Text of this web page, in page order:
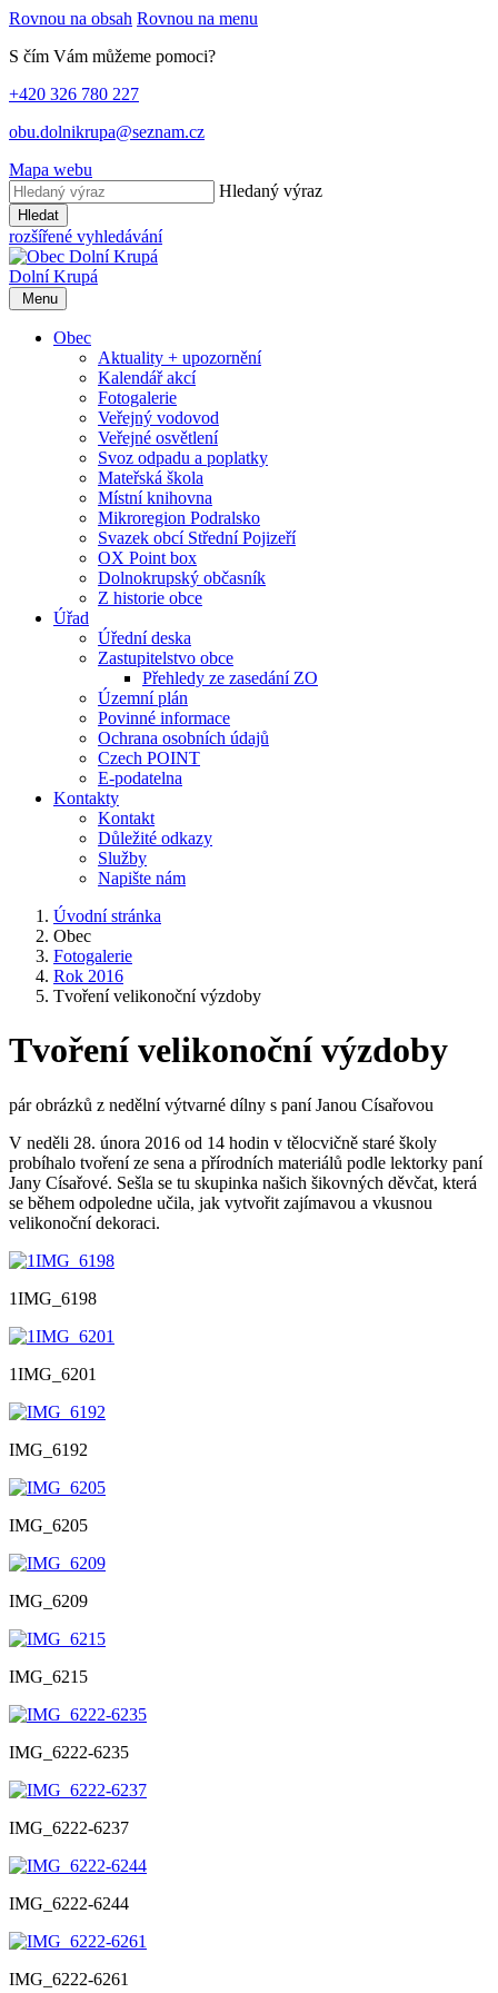
Rovnou na obsah Rovnou na menu
S čím Vám můžeme pomoci?
+420 326 780 227
obu.dolnikrupa@seznam.cz
Mapa webu
Hledaný výraz
Hledat
rozšířené vyhledávání
Dolní Krupá
Menu
Obec
Aktuality + upozornění
Kalendář akcí
Fotogalerie
Veřejný vodovod
Veřejné osvětlení
Svoz odpadu a poplatky
Mateřská škola
Místní knihovna
Mikroregion Podralsko
Svazek obcí Střední Pojizeří
OX Point box
Dolnokrupský občasník
Z historie obce
Úřad
Úřední deska
Zastupitelstvo obce
Přehledy ze zasedání ZO
Územní plán
Povinné informace
Ochrana osobních údajů
Czech POINT
E-podatelna
Kontakty
Kontakt
Důležité odkazy
Služby
Napište nám
Úvodní stránka
Obec
Fotogalerie
Rok 2016
Tvoření velikonoční výzdoby
Tvoření velikonoční výzdoby
pár obrázků z nedělní výtvarné dílny s paní Janou Císařovou
V neděli 28. února 2016 od 14 hodin v tělocvičně staré školy
probíhalo tvoření ze sena a přírodních materiálů podle lektorky paní
Jany Císařové. Sešla se tu skupinka našich šikovných děvčat, která
se během odpoledne učila, jak vytvořit zajímavou a vkusnou
velikonoční dekoraci.
1IMG_6198
1IMG_6201
IMG_6192
IMG_6205
IMG_6209
IMG_6215
IMG_6222-6235
IMG_6222-6237
IMG_6222-6244
IMG_6222-6261